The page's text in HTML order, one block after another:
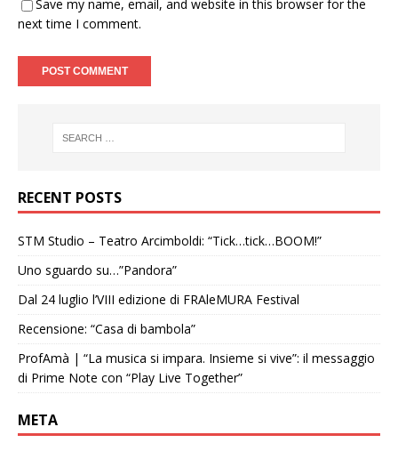
Save my name, email, and website in this browser for the
next time I comment.
RECENT POSTS
STM Studio – Teatro Arcimboldi: “Tick…tick…BOOM!”
Uno sguardo su…”Pandora”
Dal 24 luglio l’VIII edizione di FRAleMURA Festival
Recensione: “Casa di bambola”
ProfAmà | “La musica si impara. Insieme si vive”: il messaggio
di Prime Note con “Play Live Together”
META